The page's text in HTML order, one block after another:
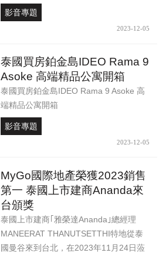
影音專題
2023-12-05
泰國買房鉑金島IDEO Rama 9
Asoke 高端精品公寓開箱
泰國買房鉑金島IDEO Rama 9 Asoke 高
端精品公寓開箱
影音專題
2023-12-05
MyGo國際地產榮獲2023銷售
第一 泰國上市建商Ananda來
台頒獎
泰國上市建商｢雅榮達Ananda｣總經理
MANEERAT THANUTSETTHI特地從泰
國曼谷來到台北，在2023年11月24日蒞